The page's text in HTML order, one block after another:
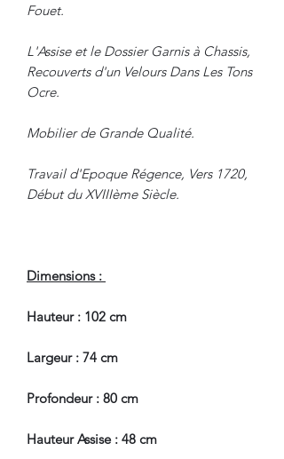
Fouet.
L'Assise et le Dossier Garnis à Chassis,
Recouverts d'un Velours Dans Les Tons
Ocre.
Mobilier de Grande Qualité.
Travail d'Epoque Régence, Vers 1720,
Début du XVIIIème Siècle.
Dimensions :
Hauteur : 102 cm
Largeur : 74 cm
Profondeur : 80 cm
Hauteur Assise : 48 cm